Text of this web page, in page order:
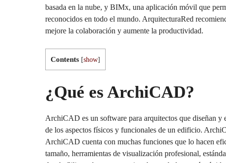
basada en la nube, y BIMx, una aplicación móvil que
reconocidos en todo el mundo. ArquitecturaRed
mejore la colaboración y aumente la productividad.
Contents [show]
¿Qué es ArchiCAD?
ArchiCAD es un software para arquitectos que diseñan
de los aspectos físicos y funcionales de un edificio.
ArchiCAD cuenta con muchas funciones que lo hacen
tamaño, herramientas de visualización profesional,